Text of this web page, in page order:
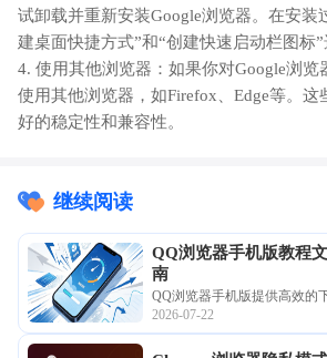
试卸载并重新安装Google浏览器。在安装
建桌面快捷方式”和“创建快速启动栏图标”
4. 使用其他浏览器：如果你对Google浏览
使用其他浏览器，如Firefox、Edge等。这
好的稳定性和兼容性。
继续阅读
QQ浏览器手机版教程
南
QQ浏览器手机版提供高效的
度。本指南深度解析如何调用
类互联网资源的高速离线转
2026-07-22